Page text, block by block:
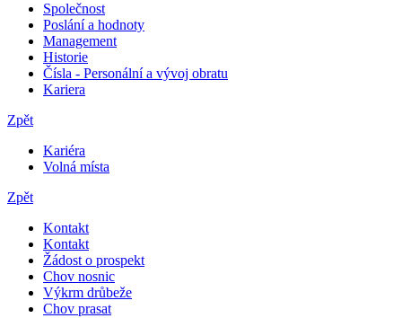
Společnost
Poslání a hodnoty
Management
Historie
Čísla - Personální a vývoj obratu
Kariera
Zpět
Kariéra
Volná místa
Zpět
Kontakt
Kontakt
Žádost o prospekt
Chov nosnic
Výkrm drůbeže
Chov prasat